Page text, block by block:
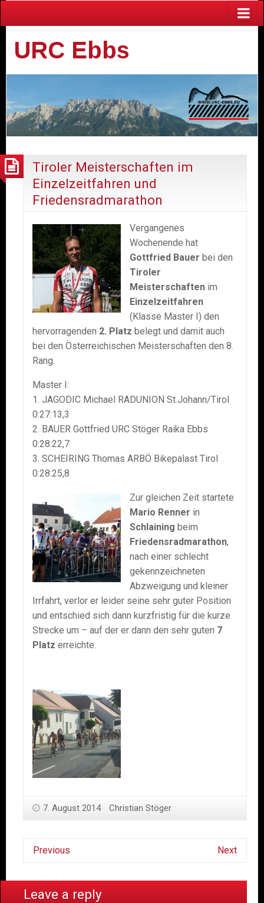
URC Ebbs
Tiroler Meisterschaften im
Einzelzeitfahren und
Friedensradmarathon
Vergangenes
Wochenende hat
Gottfried Bauer bei den
Tiroler
Meisterschaften im
Einzelzeitfahren
(Klasse Master I) den
hervorragenden 2. Platz belegt und damit auch
bei den Österreichischen Meisterschaften den 8.
Rang.
Master I:
1. JAGODIC Michael RADUNION St.Johann/Tirol
0:27:13,3
2. BAUER Gottfried URC Stöger Raika Ebbs
0:28:22,7
3. SCHEIRING Thomas ARBÖ Bikepalast Tirol
0:28:25,8
Zur gleichen Zeit startete
Mario Renner in
Schlaining beim
Friedensradmarathon,
nach einer schlecht
gekennzeichneten
Abzweigung und kleiner
Irrfahrt, verlor er leider seine sehr guter Position
und entschied sich dann kurzfristig für die kurze
Strecke um – auf der er dann den sehr guten 7
Platz erreichte.
7. August 2014 Christian Stöger
Previous Next
Leave a reply